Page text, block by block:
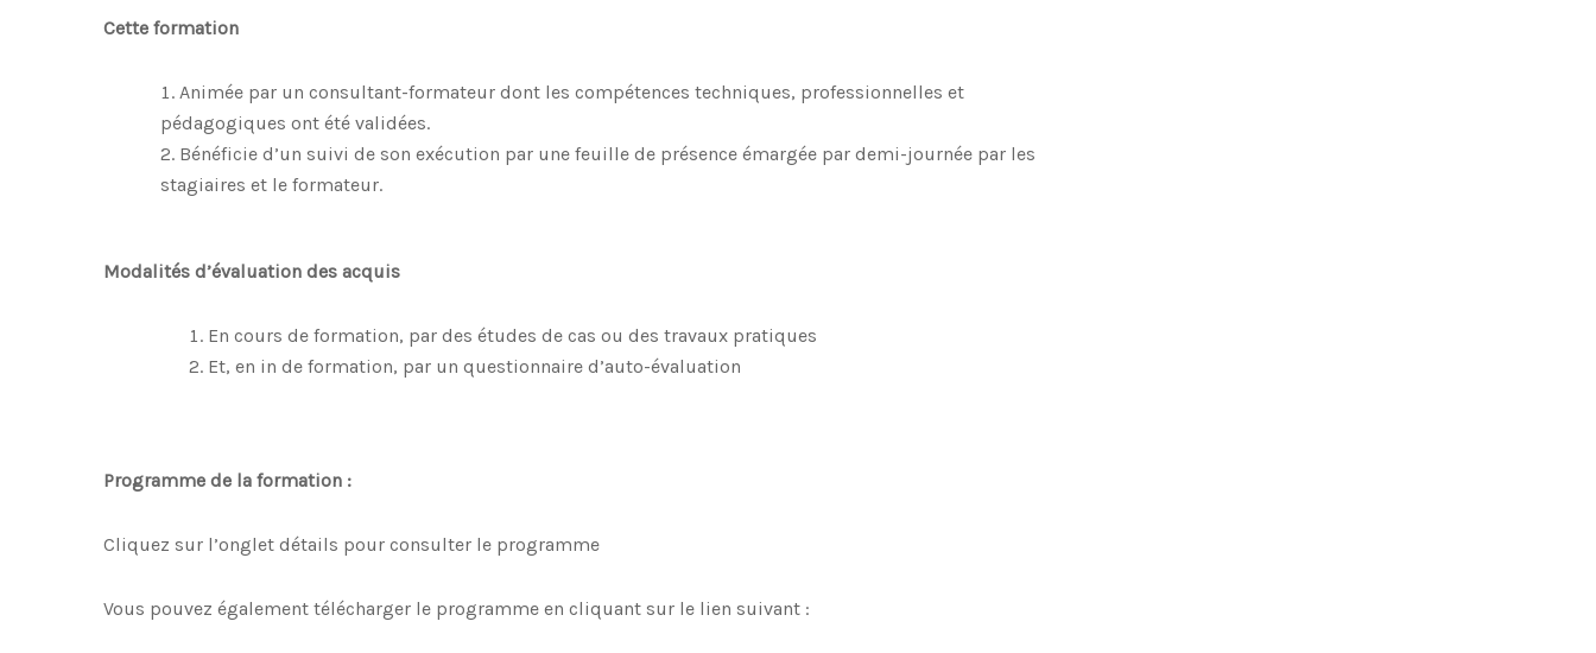
Cette formation
Animée par un consultant-formateur dont les compétences techniques, professionnelles et
pédagogiques ont été validées.
Bénéficie d’un suivi de son exécution par une feuille de présence émargée par demi-journée par les
stagiaires et le formateur.
Modalités d’évaluation des acquis
En cours de formation, par des études de cas ou des travaux pratiques
Et, en in de formation, par un questionnaire d’auto-évaluation
Programme de la formation :
Cliquez sur l’onglet détails pour consulter le programme
Vous pouvez également télécharger le programme en cliquant sur le lien suivant :